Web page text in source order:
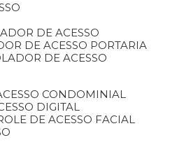
DE ACESSO
DE ACESSO PORTARIA
DE ACESSO
CONDOMINIAL
DIGITAL
DE ACESSO FACIAL